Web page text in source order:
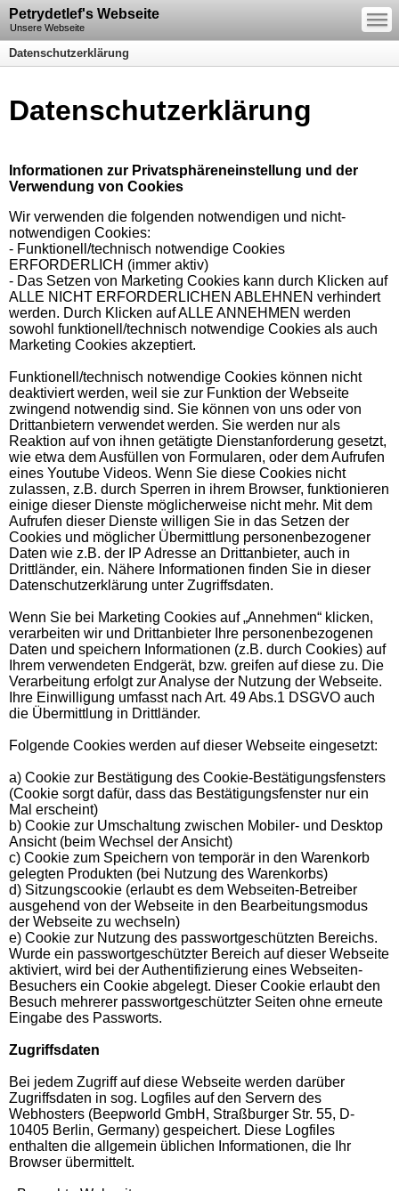
Petrydetlef's Webseite
Unsere Webseite
—
—
—
Datenschutzerklärung
Datenschutzerklärung
Informationen zur Privatsphäreneinstellung und der
Verwendung von Cookies
Wir verwenden die folgenden notwendigen und nicht-
notwendigen Cookies:
- Funktionell/technisch notwendige Cookies
ERFORDERLICH (immer aktiv)
- Das Setzen von Marketing Cookies kann durch Klicken auf
ALLE NICHT ERFORDERLICHEN ABLEHNEN verhindert
werden. Durch Klicken auf ALLE ANNEHMEN werden
sowohl funktionell/technisch notwendige Cookies als auch
Marketing Cookies akzeptiert.
Funktionell/technisch notwendige Cookies können nicht
deaktiviert werden, weil sie zur Funktion der Webseite
zwingend notwendig sind. Sie können von uns oder von
Drittanbietern verwendet werden. Sie werden nur als
Reaktion auf von ihnen getätigte Dienstanforderung gesetzt,
wie etwa dem Ausfüllen von Formularen, oder dem Aufrufen
eines Youtube Videos. Wenn Sie diese Cookies nicht
zulassen, z.B. durch Sperren in ihrem Browser, funktionieren
einige dieser Dienste möglicherweise nicht mehr. Mit dem
Aufrufen dieser Dienste willigen Sie in das Setzen der
Cookies und möglicher Übermittlung personenbezogener
Daten wie z.B. der IP Adresse an Drittanbieter, auch in
Drittländer, ein. Nähere Informationen finden Sie in dieser
Datenschutzerklärung unter Zugriffsdaten.
Wenn Sie bei Marketing Cookies auf „Annehmen“ klicken,
verarbeiten wir und Drittanbieter Ihre personenbezogenen
Daten und speichern Informationen (z.B. durch Cookies) auf
Ihrem verwendeten Endgerät, bzw. greifen auf diese zu. Die
Verarbeitung erfolgt zur Analyse der Nutzung der Webseite.
Ihre Einwilligung umfasst nach Art. 49 Abs.1 DSGVO auch
die Übermittlung in Drittländer.
Folgende Cookies werden auf dieser Webseite eingesetzt:
a) Cookie zur Bestätigung des Cookie-Bestätigungsfensters
(Cookie sorgt dafür, dass das Bestätigungsfenster nur ein
Mal erscheint)
b) Cookie zur Umschaltung zwischen Mobiler- und Desktop
Ansicht (beim Wechsel der Ansicht)
c) Cookie zum Speichern von temporär in den Warenkorb
gelegten Produkten (bei Nutzung des Warenkorbs)
d) Sitzungscookie (erlaubt es dem Webseiten-Betreiber
ausgehend von der Webseite in den Bearbeitungsmodus
der Webseite zu wechseln)
e) Cookie zur Nutzung des passwortgeschützten Bereichs.
Wurde ein passwortgeschützter Bereich auf dieser Webseite
aktiviert, wird bei der Authentifizierung eines Webseiten-
Besuchers ein Cookie abgelegt. Dieser Cookie erlaubt den
Besuch mehrerer passwortgeschützter Seiten ohne erneute
Eingabe des Passworts.
Zugriffsdaten
Bei jedem Zugriff auf diese Webseite werden darüber
Zugriffsdaten in sog. Logfiles auf den Servern des
Webhosters (Beepworld GmbH, Straßburger Str. 55, D-
10405 Berlin, Germany) gespeichert. Diese Logfiles
enthalten die allgemein üblichen Informationen, die Ihr
Browser übermittelt.